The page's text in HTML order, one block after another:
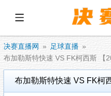
决赛直播网
足球直播
布加勒斯特快速 VS FK柯西斯 【